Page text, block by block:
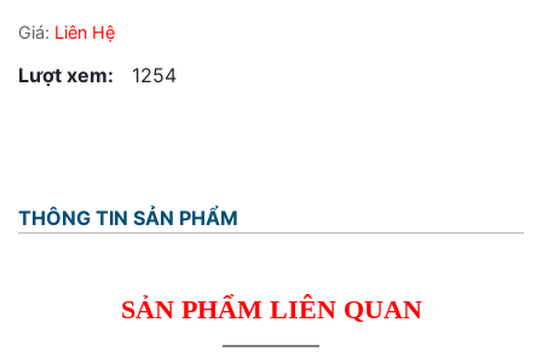
Giá: Liên Hệ
Lượt xem: 1254
THÔNG TIN SẢN PHẨM
SẢN PHẨM LIÊN QUAN